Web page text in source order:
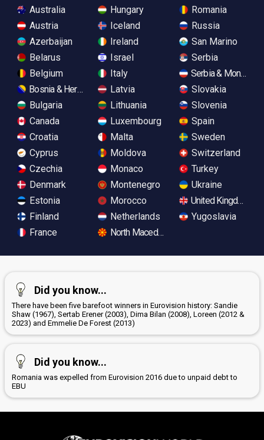
Australia
Austria
Azerbaijan
Belarus
Belgium
Bosnia & Herzegovina
Bulgaria
Canada
Croatia
Cyprus
Czechia
Denmark
Estonia
Finland
France
Hungary
Iceland
Ireland
Israel
Italy
Latvia
Lithuania
Luxembourg
Malta
Moldova
Monaco
Montenegro
Morocco
Netherlands
North Macedonia
Romania
Russia
San Marino
Serbia
Serbia &
Slovakia
Slovenia
Spain
Sweden
Switzerland
Turkey
Ukraine
United Kingdom
Yugoslavia
Did you know...
There have been five barefoot winners in Eurovision history: Sandie
Shaw (1967), Sertab Erener (2003), Dima Bilan (2008), Loreen (2012 &
2023) and Emmelie De Forest (2013)
Did you know...
Romania was expelled from Eurovision 2016 due to unpaid debt to
EBU